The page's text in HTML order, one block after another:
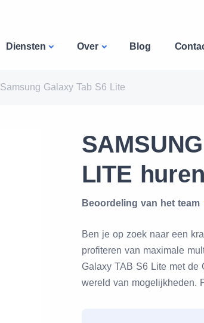
Diensten Over Blog
Samsung Galaxy Tab S6 Lite
LITE huren
Beoordeling van het team
Ben je op zoek naar een
profiteren van maximale
Galaxy TAB S6 Lite met de
wereld van mogelijkheden.